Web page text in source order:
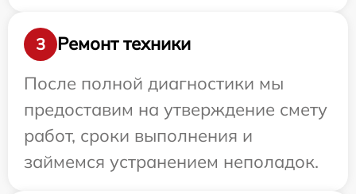
3
Ремонт техники
После полной диагностики мы
предоставим на утверждение смету
работ, сроки выполнения и
займемся устранением неполадок.